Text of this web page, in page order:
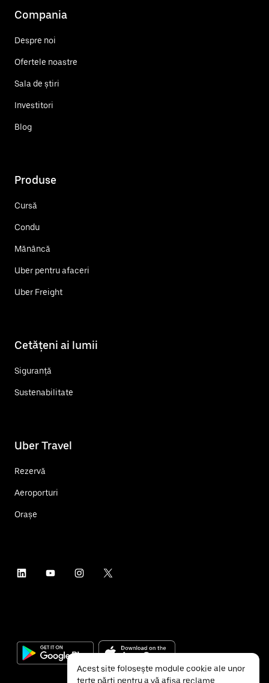
Compania
Despre noi
Ofertele noastre
Sala de știri
Investitori
Blog
Produse
Cursă
Condu
Mănâncă
Uber pentru afaceri
Uber Freight
Cetățeni ai lumii
Siguranță
Sustenabilitate
Uber Travel
Rezervă
Aeroporturi
Orașe
Acest site folosește module cookie ale unor
terțe părți pentru a vă afișa reclame